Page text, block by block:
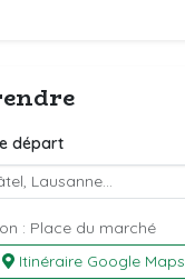
départ
: Place du marché
Itinéraire Google Maps